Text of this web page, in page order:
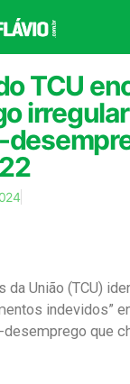
TCU
da União (TCU)
indevidos”
que